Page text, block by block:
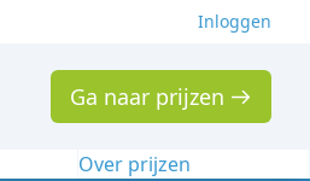
Inloggen
Ga naar prijzen
Over prijzen